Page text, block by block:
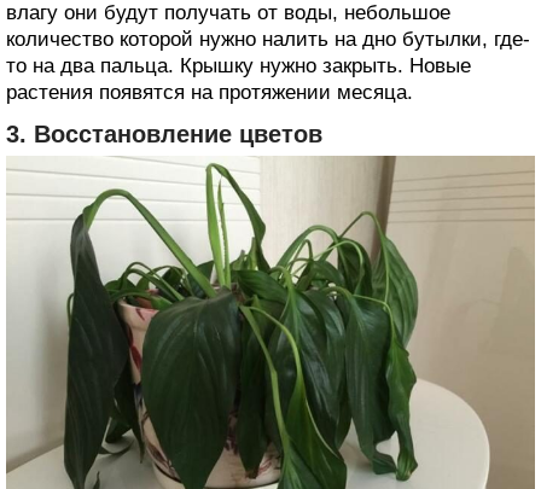
влагу они будут получать от воды, небольшое
количество которой нужно налить на дно бутылки, где-
то на два пальца. Крышку нужно закрыть. Новые
растения появятся на протяжении месяца.
3. Восстановление цветов